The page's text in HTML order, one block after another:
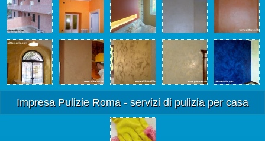
Impresa Pulizie Roma - servizi di pulizia per casa